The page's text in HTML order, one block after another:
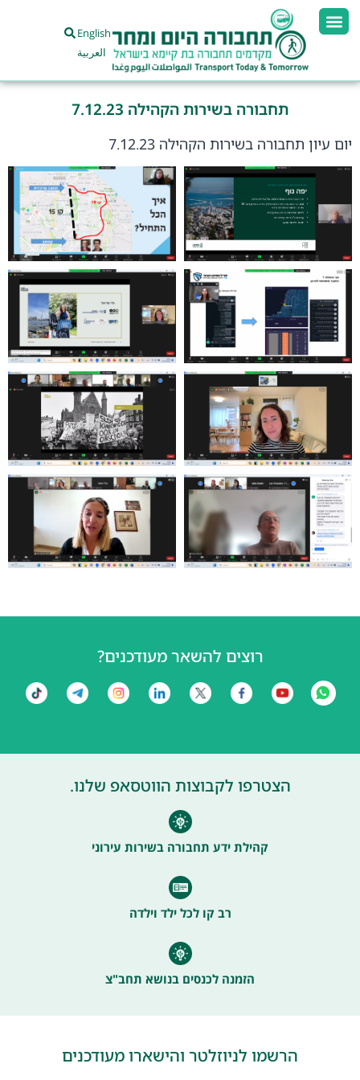
English
العربية
תחבורה בשירות הקהילה 7.12.23
יום עיון תחבורה בשירות הקהילה 7.12.23
רוצים להשאר מעודכנים?
הצטרפו לקבוצות הווטסאפ שלנו.
קהילת ידע תחבורה בשירות עירוני
רב קו לכל ילד וילדה
הזמנה לכנסים בנושא תחב"צ
הרשמו לניוזלטר והישארו מעודכנים